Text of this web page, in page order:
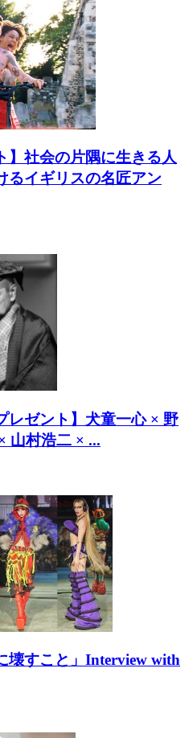
】社会の片隅に生きる人
るイギリスの名匠アン
レゼント】犬童一心 × 野
山村浩二 × ...
壊すこと」Interview with